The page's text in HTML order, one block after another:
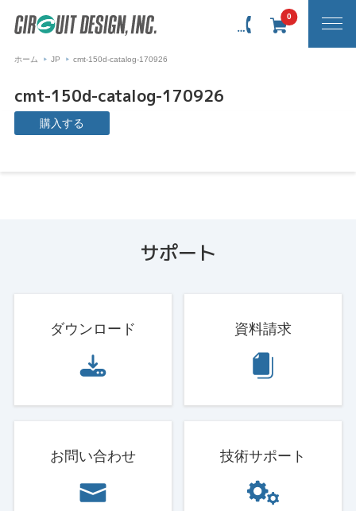
0
ホーム JP cmt-150d-catalog-170926
cmt-150d-catalog-170926
購入する
サポート
ダウンロード 資料請求
お問い合わせ 技術サポート